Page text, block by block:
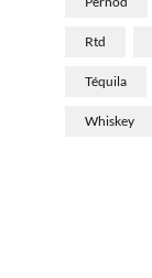
Rtd
Téquila
Whiskey